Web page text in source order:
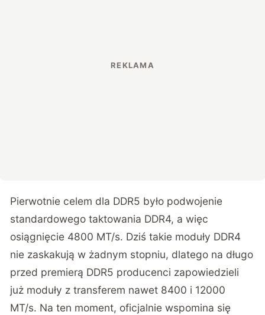
Pierwotnie celem dla DDR5 było podwojenie
standardowego taktowania DDR4, a więc
osiągnięcie 4800 MT/s. Dziś takie moduły DDR4
nie zaskakują w żadnym stopniu, dlatego na długo
przed premierą DDR5 producenci zapowiedzieli
już moduły z transferem nawet 8400 i 12000
MT/s. Na ten moment, oficjalnie wspomina się